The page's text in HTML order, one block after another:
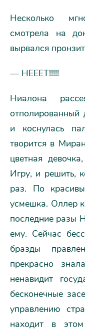
Несколько
смотрела на
вырвался
— НЕЕЕТ!!!!!
Ниалона
отполированный
и коснулась
творится в
цветная
Игру, и решить,
раз. По
усмешка. Оллер
последние разы
ему. Сейчас
бразды
прекрасно
ненавидит
бесконечные
управлению
находит в